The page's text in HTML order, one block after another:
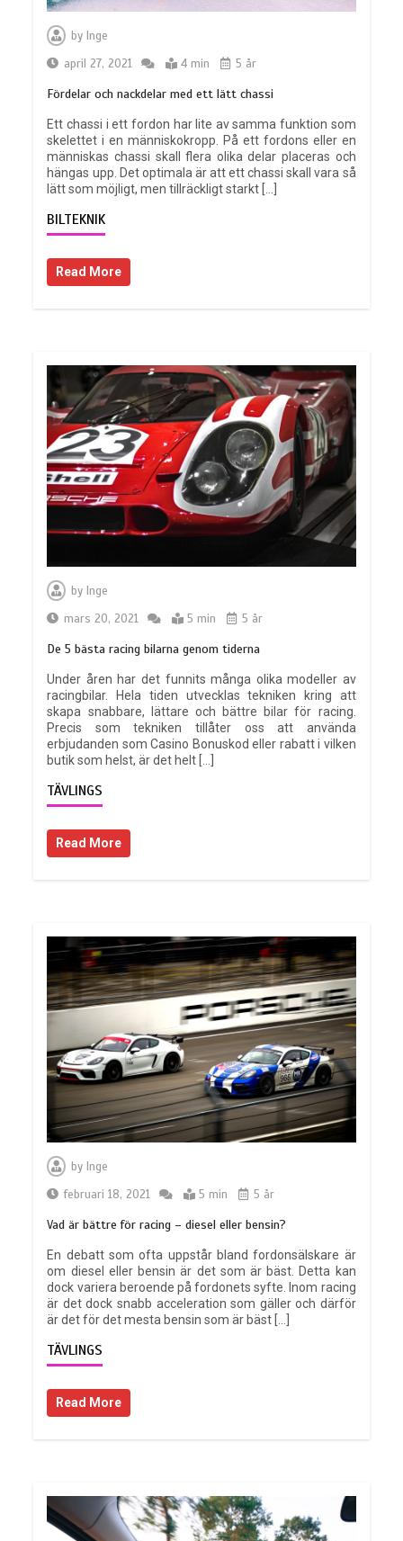
by Inge
april 27, 2021
4 min 5 år
Fördelar och nackdelar med ett lätt chassi
Ett chassi i ett fordon har lite av samma funktion som
skelettet i en människokropp. På ett fordons eller en
människas chassi skall flera olika delar placeras och
hängas upp. Det optimala är att ett chassi skall vara så
lätt som möjligt, men tillräckligt starkt […]
BILTEKNIK
Read More
byInge
mars 20, 2021
5 min 5 år
De 5 bästa racing bilarna genom tiderna
Under åren har det funnits många olika modeller av
racingbilar. Hela tiden utvecklas tekniken kring att
skapa snabbare, lättare och bättre bilar för racing.
Precis som tekniken tillåter oss att använda
erbjudanden som Casino Bonuskod eller rabatt i vilken
butik som helst, är det helt […]
TÄVLINGS
Read More
byInge
februari 18, 2021
5 min 5 år
Vad är bättre för racing – diesel eller bensin?
En debatt som ofta uppstår bland fordonsälskare är
om diesel eller bensin är det som är bäst. Detta kan
dock variera beroende på fordonets syfte. Inom racing
är det dock snabb acceleration som gäller och därför
är det för det mesta bensin som är bäst […]
TÄVLINGS
Read More